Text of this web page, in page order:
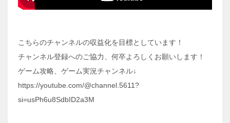
こちらのチャンネルの収益化を目標としています！
チャンネル登録へのご協力、何卒よろしくお願いします！
ゲーム攻略、ゲーム実況チャンネル↓
https://youtube.com/@channel.5611?
si=usPh6u8SdbID2a3M